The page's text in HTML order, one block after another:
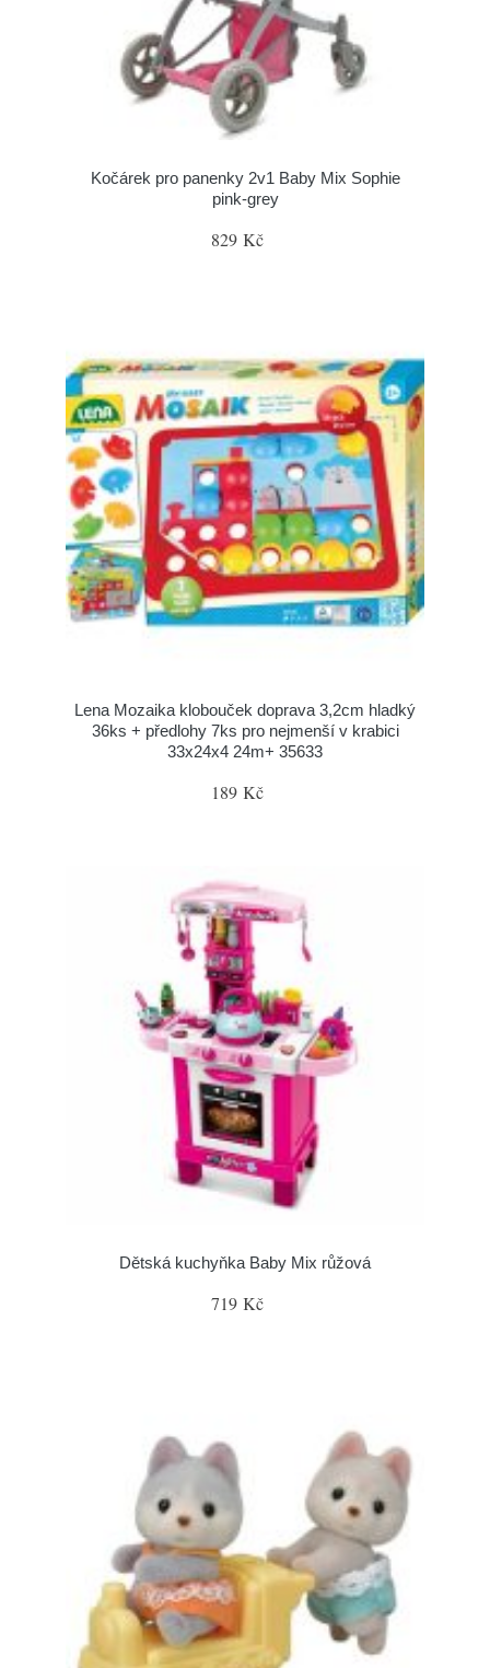
Kočárek pro panenky 2v1 Baby Mix Sophie
pink-grey
829 Kč
Lena Mozaika klobouček doprava 3,2cm hladký
36ks + předlohy 7ks pro nejmenší v krabici
33x24x4 24m+ 35633
189 Kč
Dětská kuchyňka Baby Mix růžová
719 Kč